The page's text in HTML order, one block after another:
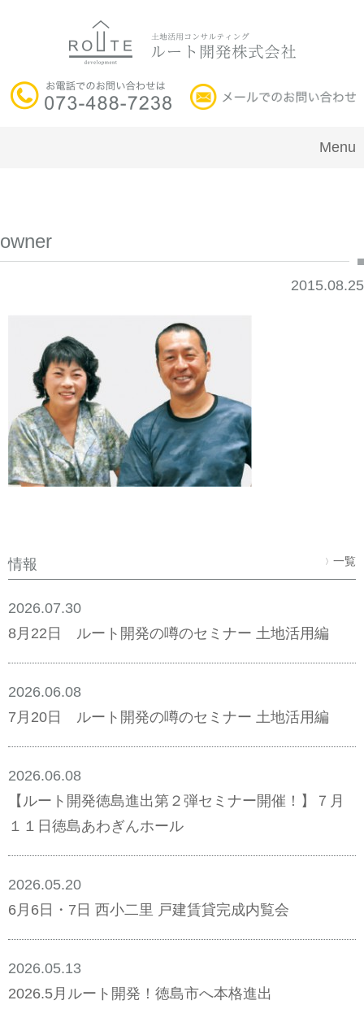
Menu
owner
2015.08.25
情報 〉 一覧
2026.07.30
8月22日 ルート開発の噂のセミナー 土地活用編
2026.06.08
7月20日 ルート開発の噂のセミナー 土地活用編
2026.06.08
【ルート開発徳島進出第２弾セミナー開催！】７月
１１日徳島あわぎんホール
2026.05.20
6月6日・7日 西小二里 戸建賃貸完成内覧会
2026.05.13
2026.5月ルート開発！徳島市へ本格進出